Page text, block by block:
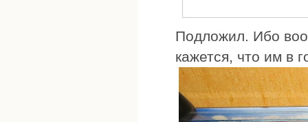
Подложил. Ибо
кажется, что им в